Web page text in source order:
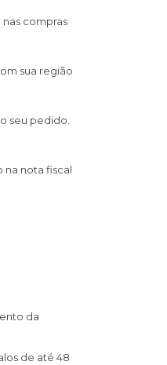
nas compras
sua região
seu pedido.
na nota fiscal
da
de até 48